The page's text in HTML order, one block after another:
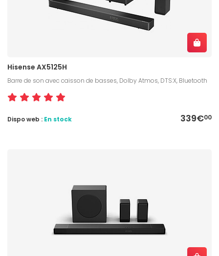
Hisense AX5125H
Barre de son avec caisson de basses, Dolby Atmos, DTS:X, Bluetooth
339€00
Dispo web : En stock